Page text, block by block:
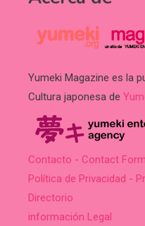
Yumeki Magazine es la
Cultura japonesa de
Contacto - Contact Form
Política de Privacidad -
Directorio
información Legal